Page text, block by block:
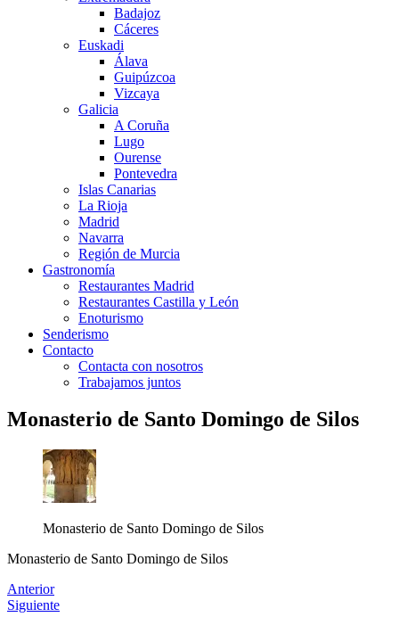
Badajoz
Cáceres
Euskadi
Álava
Guipúzcoa
Vizcaya
Galicia
A Coruña
Lugo
Ourense
Pontevedra
Islas Canarias
La Rioja
Madrid
Navarra
Región de Murcia
Gastronomía
Restaurantes Madrid
Restaurantes Castilla y León
Enoturismo
Senderismo
Contacto
Contacta con nosotros
Trabajamos juntos
Monasterio de Santo Domingo de Silos
Monasterio de Santo Domingo de Silos
Monasterio de Santo Domingo de Silos
Anterior
Siguiente